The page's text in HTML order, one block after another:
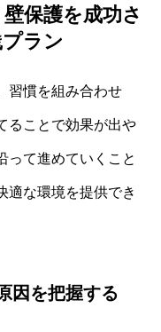
保護を成功さ
ラン
習慣を組み合わせ
ることで効果が出や
って進めていくこと
適な環境を提供でき
因を把握する